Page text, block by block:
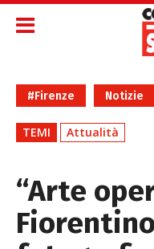
#Firenze Notizie
TEMI Attualità
“Arte